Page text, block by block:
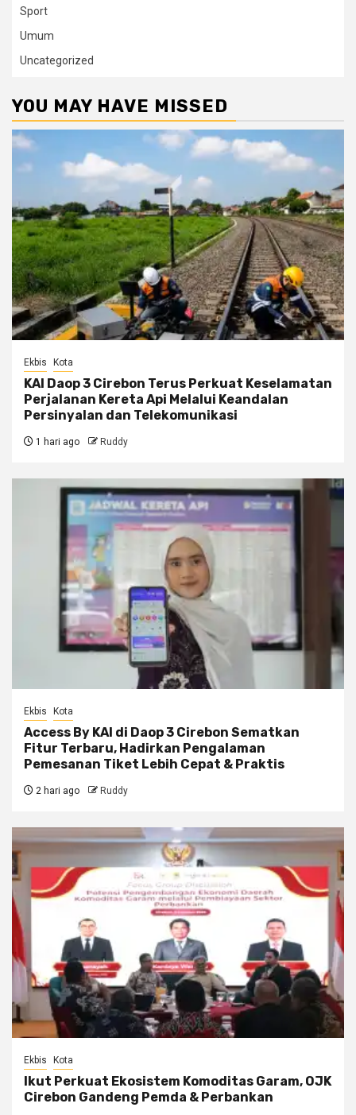
Sport
Umum
Uncategorized
YOU MAY HAVE MISSED
Ekbis Kota
KAI Daop 3 Cirebon Terus Perkuat Keselamatan
Perjalanan Kereta Api Melalui Keandalan
Persinyalan dan Telekomunikasi
1 hari ago Ruddy
Ekbis Kota
Access By KAI di Daop 3 Cirebon Sematkan
Fitur Terbaru, Hadirkan Pengalaman
Pemesanan Tiket Lebih Cepat & Praktis
2 hari ago Ruddy
Ekbis Kota
Ikut Perkuat Ekosistem Komoditas Garam, OJK
Cirebon Gandeng Pemda & Perbankan